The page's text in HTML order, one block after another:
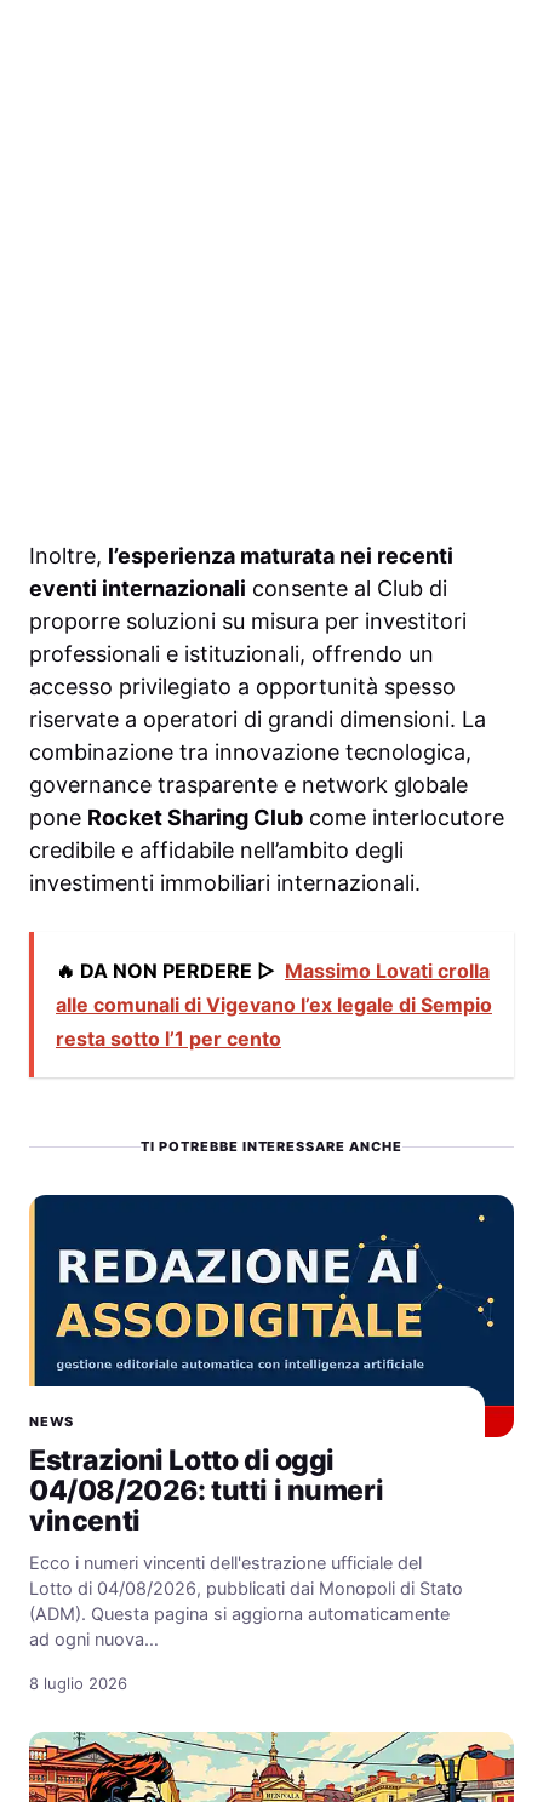
Inoltre, l’esperienza maturata nei recenti
eventi internazionali consente al Club di
proporre soluzioni su misura per investitori
professionali e istituzionali, offrendo un
accesso privilegiato a opportunità spesso
riservate a operatori di grandi dimensioni. La
combinazione tra innovazione tecnologica,
governance trasparente e network globale
pone Rocket Sharing Club come interlocutore
credibile e affidabile nell’ambito degli
investimenti immobiliari internazionali.
🔥 DA NON PERDERE ▷ Massimo Lovati crolla
alle comunali di Vigevano l’ex legale di Sempio
resta sotto l’1 per cento
TI POTREBBE INTERESSARE ANCHE
NEWS
Estrazioni Lotto di oggi
04/08/2026: tutti i numeri
vincenti
Ecco i numeri vincenti dell'estrazione ufficiale del
Lotto di 04/08/2026, pubblicati dai Monopoli di Stato
(ADM). Questa pagina si aggiorna automaticamente
ad ogni nuova…
8 luglio 2026